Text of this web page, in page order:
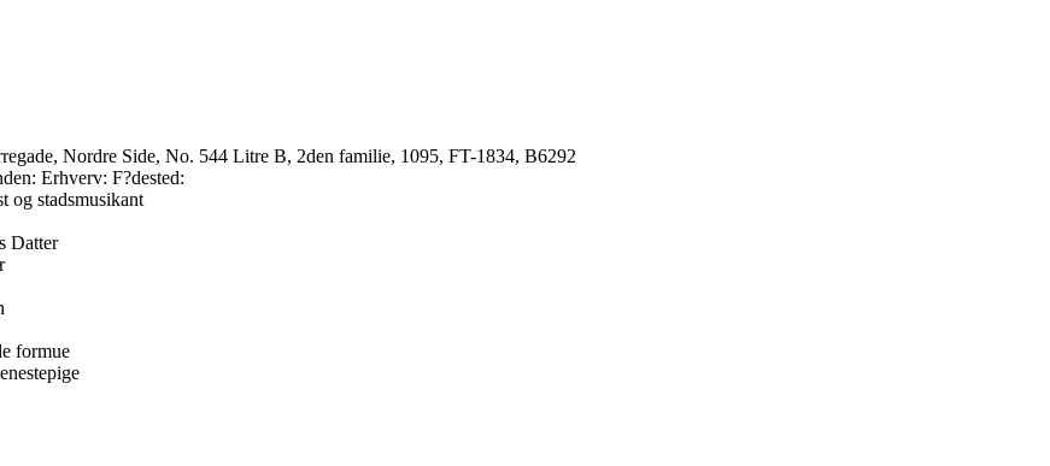
Nordre Side, No. 544 Litre B, 2den familie, 1095, FT-1834, B6292
Erhverv: F?dested:
og stadsmusikant
Datter
formue